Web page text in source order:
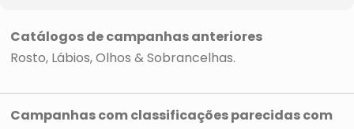
- 6g
Catálogos de campanhas anteriores
Rosto Lábios Olhos & Sobrancelhas
Campanhas com classificações parecidas com